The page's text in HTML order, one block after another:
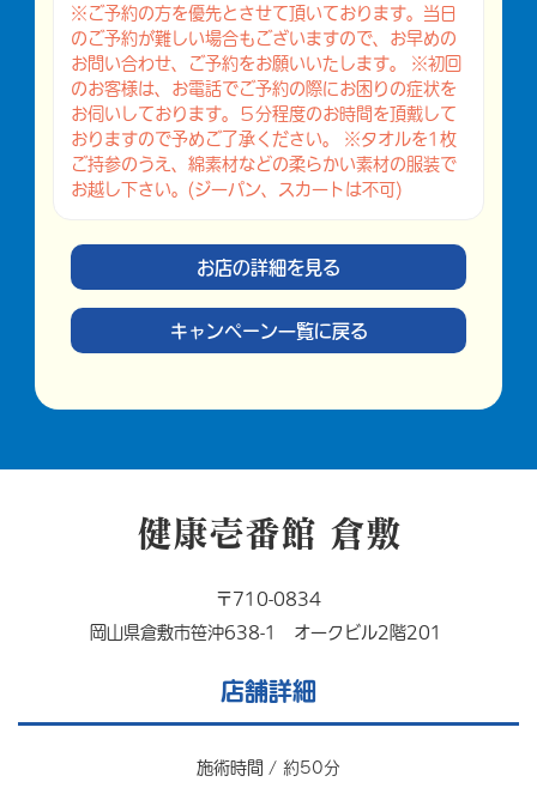
※ご予約の方を優先とさせて頂いております。 当日
のご予約が難しい場合もございますので、お早めの
お問い合わせ、ご予約をお願いいたします。
※初回
のお客様は、お電話でご予約の際にお困りの症状を
お伺いしております。５分程度のお時間を頂戴して
おりますので予めご了承ください。 ※タオルを1枚
ご持参のうえ、綿素材などの柔らかい素材の服装で
お越し下さい。(ジーパン、スカートは不可)
お店の詳細を見る
キャンペーン一覧に戻る
健康壱番館 倉敷
〒710-0834
岡山県倉敷市笹沖638-1 オークビル2階201
店舗詳細
施術時間 / 約50分